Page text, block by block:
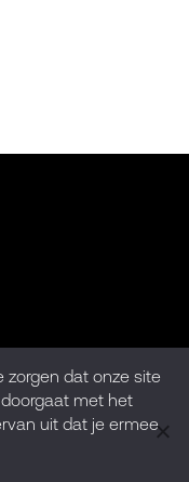
dat onze site
met het
uit dat je ermee